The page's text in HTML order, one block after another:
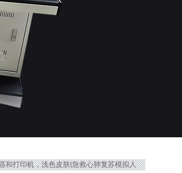
和打印机，浅色皮肤|急救心肺复苏模拟人